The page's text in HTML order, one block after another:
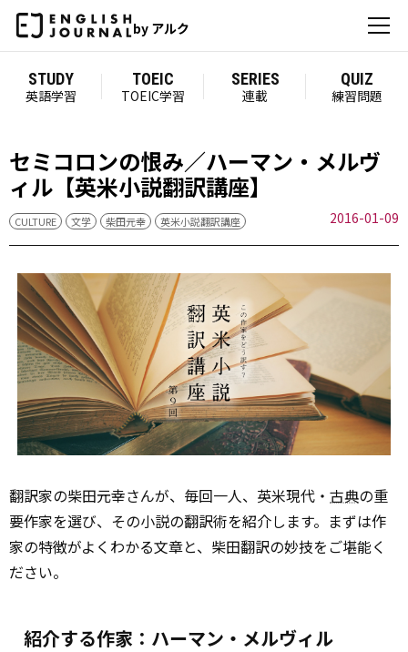
by アルク
STUDY
英語学習
TOEIC
TOEIC学習
SERIES
連載
QUIZ
練習問題
セミコロンの恨み／ハーマン・メルヴ
ィル【英米小説翻訳講座】
CULTURE 文学 柴田元幸 英米小説翻訳講座 2016-01-09
翻訳家の柴田元幸さんが、毎回一人、英米現代・ 古典の重
要作家を選び、その小説の翻訳術を紹介します。まずは作
家の特徴がよくわかる文章と、柴田翻訳の妙技をご堪能く
ださい。
紹介する作家：ハーマン・メルヴィル